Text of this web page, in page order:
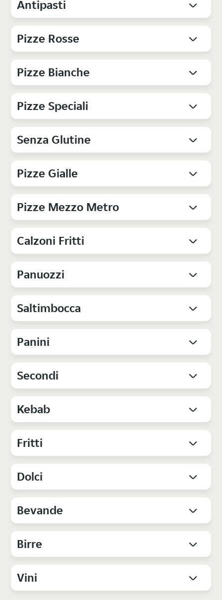
Antipasti
Pizze Rosse
Pizze Bianche
Pizze Speciali
Senza Glutine
Pizze Gialle
Pizze Mezzo Metro
Calzoni Fritti
Panuozzi
Saltimbocca
Panini
Secondi
Kebab
Fritti
Dolci
Bevande
Birre
Vini